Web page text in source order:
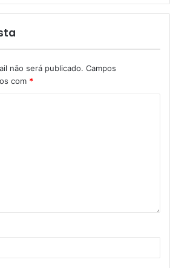
das 13h30 às 16h30
Matokanovic, 260 – Jardim da Luz
não será publicado. Campos
com *